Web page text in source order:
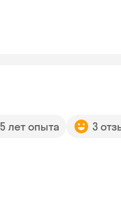
5 лет опыта 3